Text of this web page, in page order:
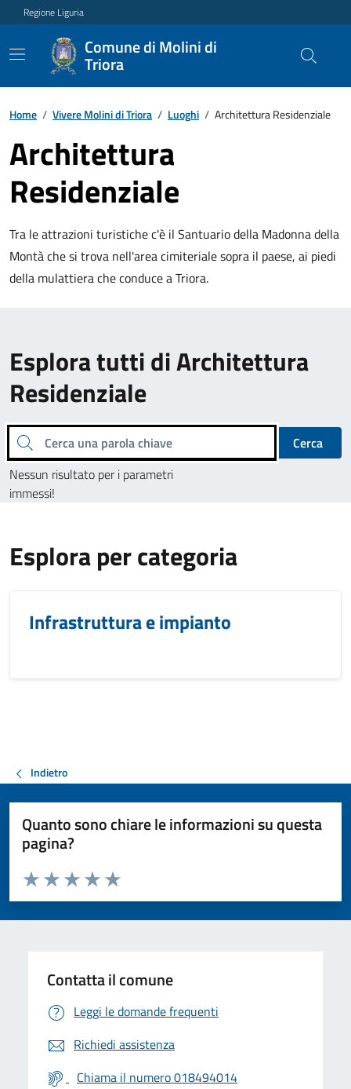
Regione Liguria
Comune di Molini di
Triora
Home / Vivere Molini di Triora / Luoghi / Architettura Residenziale
Architettura
Residenziale
Tra le attrazioni turistiche c'è il Santuario della Madonna della
Montà che si trova nell'area cimiteriale sopra il paese, ai piedi
della mulattiera che conduce a Triora.
Esplora tutti di Architettura
Residenziale
Cerca una parola chiave
Cerca
Nessun risultato per i parametri
immessi!
Esplora per categoria
Infrastruttura e impianto
Indietro
Quanto sono chiare le informazioni su questa
pagina?
Valuta da 1 a 5 stelle la pagina
Valuta 5 stelle su 5
Valuta 4 stelle su 5
Valuta 3 stelle su 5
Valuta 2 stelle su 5
Valuta 1 stelle su 5
Contatta il comune
Leggi le domande frequenti
Richiedi assistenza
Chiama il numero 018494014